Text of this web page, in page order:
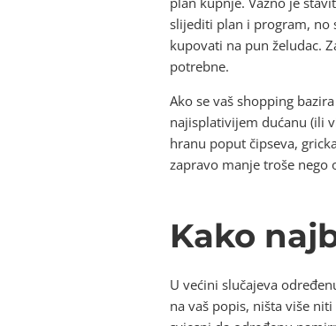
slijediti plan i program, no
kupovati na pun želudac.
potrebne.
Ako se vaš shopping
najisplativijem dućanu (ili
hranu poput čipseva,
zapravo manje troše nego
Kako
U većini slučajeva
na vaš popis, ništa više